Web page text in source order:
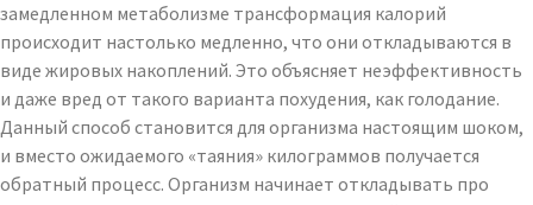
замедленном метаболизме трансформация калорий
происходит настолько медленно, что они откладываются в
виде жировых накоплений. Это объясняет неэффективность
и даже вред от такого варианта похудения, как голодание.
Данный способ становится для организма настоящим шоком,
и вместо ожидаемого «таяния» килограммов получается
обратный процесс. Организм начинает откладывать про